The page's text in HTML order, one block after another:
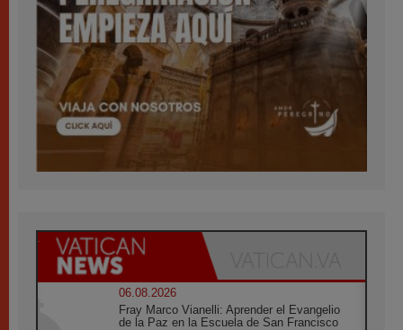
06.08.2026
Fray Marco Vianelli: Aprender el Evangelio
de la Paz en la Escuela de San Francisco